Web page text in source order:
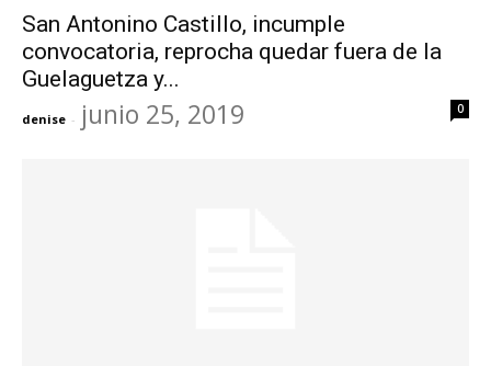
San Antonino Castillo, incumple
convocatoria, reprocha quedar fuera de la
Guelaguetza y...
denise - junio 25, 2019 0